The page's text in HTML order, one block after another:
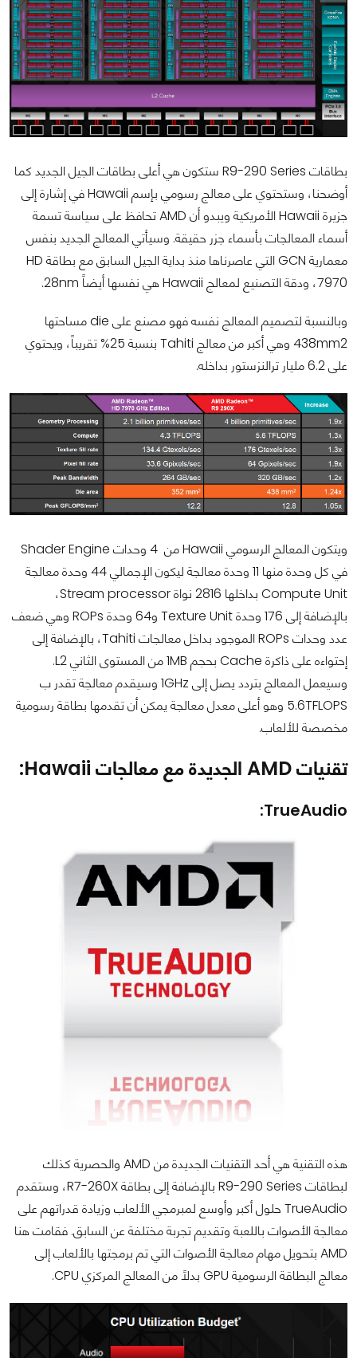
بطاقات R9-290 Series ستكون هي أعلى بطاقات الجيل الجديد كما
أوضحنا، وستحتوي على معالج رسومي بإسم Hawaii في إشارة إلى
جزيرة Hawaii الأمريكية ويبدو أن AMD تحافظ على سياسة تسمة
أسماء المعالجات بأسماء جزر حقيقة. وسيأتي المعالج الجديد بنفس
معمارية GCN التي عاصرناها منذ بداية الجيل السابق مع بطاقة HD
7970، ودقة التصنيع لمعالج Hawaii هي نفسها أيضاً 28nm.
وبالنسبة لتصميم المعالج نفسه فهو مصنع على die مساحتها
438mm2 وهي أكبر من معالج Tahiti بنسبة 25% تقريباً، ويحتوي
على 6.2 مليار ترالنزستور بداخله.
ويتكون المعالج الرسومي Hawaii من 4 وحدات Shader Engine
في كل وحدة منها 11 وحدة معالجة ليكون الإجمالي 44 وحدة معالجة
Compute Unit بداخلها 2816 نواة Stream processor،
بالإضافة إلى 176 وحدة Texture Unit و64 وحدة ROPs وهي ضعف
عدد وحدات ROPs الموجود بداخل معالجات Tahiti، بالإضافة إلى
إحتواءه على ذاكرة Cache بحجم 1MB من المستوى الثاني L2.
وسيعمل المعالج بتردد يصل إلى 1GHz وسيقدم معالجة تقدر ب
5.6TFLOPS وهو أعلى معدل معالجة يمكن أن تقدمها بطاقة رسومية
مخصصة للألعاب.
تقنيات AMD الجديدة مع معالجات Hawaii:
TrueAudio:
هذه التقنية هي أحد التقنيات الجديدة من AMD والحصرية كذلك
لبطاقات R9-290 Series بالإضافة إلى بطاقة R7-260X، وستقدم
TrueAudio حلول أكبر وأوسع لمبرمجي الألعاب وزيادة قدراتهم على
معالجة الأصوات باللعبة وتقديم تجربة مختلفة عن السابق. فقامت هنا
AMD بتحويل مهام معالجة الأصوات التي تم برمجتها بالألعاب إلى
معالج البطاقة الرسومية GPU بدلاً من المعالج المركزي CPU.